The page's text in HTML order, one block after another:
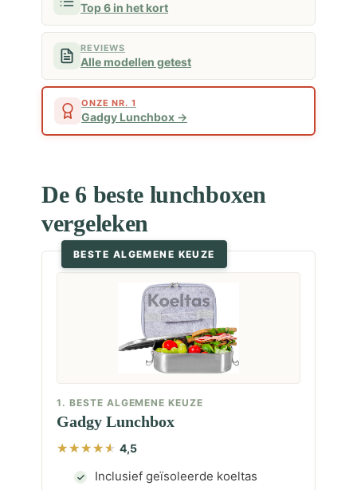
Top 6 in het kort
REVIEWS
Alle modellen getest
ONZE NR. 1
Gadgy Lunchbox
De 6 beste lunchboxen
vergeleken
BESTE ALGEMENE KEUZE
1. BESTE ALGEMENE KEUZE
Gadgy Lunchbox
4,5
Inclusief geïsoleerde koeltas